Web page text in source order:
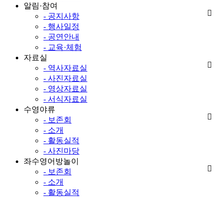
알림·참여
- 공지사항
- 행사일정
- 공연안내
- 교육·체험
자료실
- 역사자료실
- 사진자료실
- 영상자료실
- 서식자료실
수영야류
- 보존회
- 소개
- 활동실적
- 사진마당
좌수영어방놀이
- 보존회
- 소개
- 활동실적